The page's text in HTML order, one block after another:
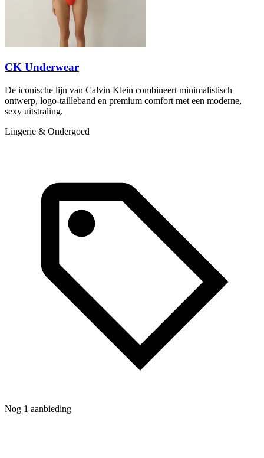
CK Underwear
De iconische lijn van Calvin Klein combineert minimalistisch
ontwerp, logo-tailleband en premium comfort met een moderne,
sexy uitstraling.
Lingerie & Ondergoed
Nog 1 aanbieding